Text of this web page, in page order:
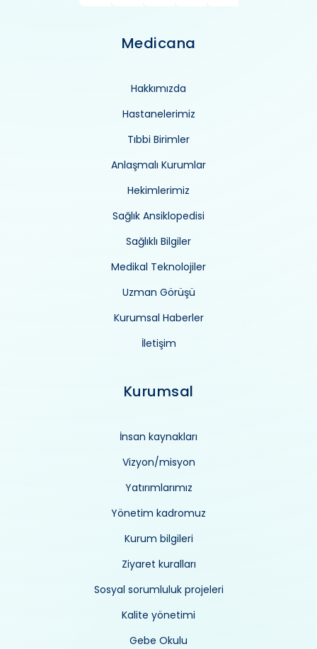
Medicana
Hakkımızda
Hastanelerimiz
Tıbbi Birimler
Anlaşmalı Kurumlar
Hekimlerimiz
Sağlık Ansiklopedisi
Sağlıklı Bilgiler
Medikal Teknolojiler
Uzman Görüşü
Kurumsal Haberler
İletişim
Kurumsal
İnsan kaynakları
Vizyon/misyon
Yatırımlarımız
Yönetim kadromuz
Kurum bilgileri
Ziyaret kuralları
Sosyal sorumluluk projeleri
Kalite yönetimi
Gebe Okulu